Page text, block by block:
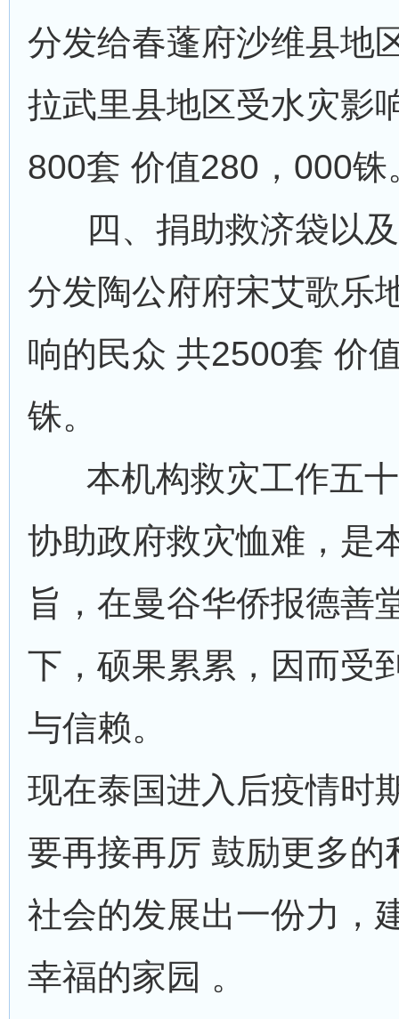
分发给春蓬府沙维县地
拉武里县地区受水灾影
800套 价值280，000铢
四、捐助救济袋以
分发陶公府府宋艾歌乐
响的民众 共2500套 价
铢。
本机构救灾工作五
协助政府救灾恤难，是
旨，在曼谷华侨报德善
下，硕果累累，因而受
与信赖。
现在泰国进入后疫情时
要再接再厉 鼓励更多的
社会的发展出一份力，
幸福的家园 。